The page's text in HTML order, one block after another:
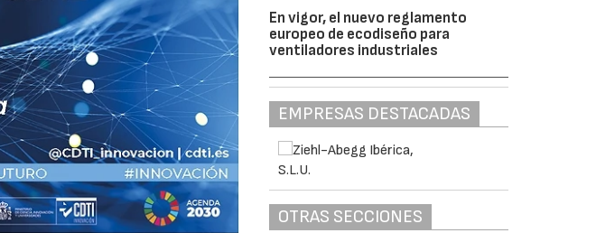
En vigor, el nuevo reglamento
europeo de ecodiseño para
ventiladores industriales
EMPRESAS DESTACADAS
OTRAS SECCIONES